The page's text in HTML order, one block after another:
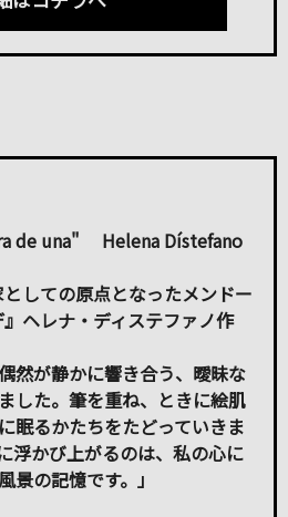
de una" Helena Dístefano
としての原点となったメンドー
ヘレナ・ディステファノ作
然が静かに響き合う、曖昧な
した。筆を重ね、ときに絵肌
眠るかたちをたどっていきま
浮かび上がるのは、私の心に
景の記憶です。」